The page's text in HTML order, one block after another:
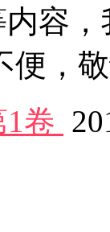
容
便，
1卷